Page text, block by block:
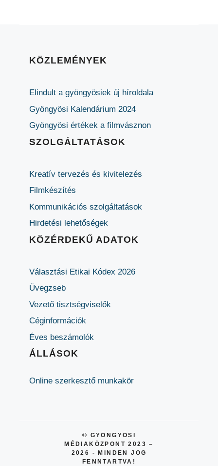
KÖZLEMÉNYEK
Elindult a gyöngyösiek új híroldala
Gyöngyösi Kalendárium 2024
Gyöngyösi értékek a filmvásznon
SZOLGÁLTATÁSOK
Kreatív tervezés és kivitelezés
Filmkészítés
Kommunikációs szolgáltatások
Hirdetési lehetőségek
KÖZÉRDEKŰ ADATOK
Választási Etikai Kódex 2026
Üvegzseb
Vezető tisztségviselők
Céginformációk
Éves beszámolók
ÁLLÁSOK
Online szerkesztő munkakör
© GYÖNGYÖSI
MÉDIAKÖZPONT 2023 –
2026 - MINDEN JOG
FENNTARTVA!